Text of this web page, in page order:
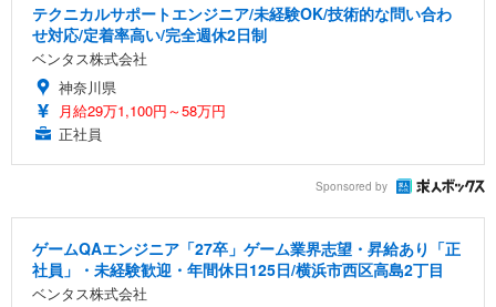
テクニカルサポートエンジニア/未経験OK/技術的な問い合わ
せ対応/定着率高い/完全週休2日制
ベンタス株式会社
神奈川県
月給29万1,100円～58万円
正社員
Sponsored by
ゲームQAエンジニア「27卒」ゲーム業界志望・昇給あり「正
社員」・未経験歓迎・年間休日125日/横浜市西区高島2丁目
ベンタス株式会社